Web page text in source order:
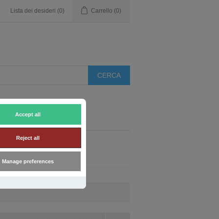
Accept all
Reject all
Manage preferences
Lista dei desideri (0) Carrello (0)